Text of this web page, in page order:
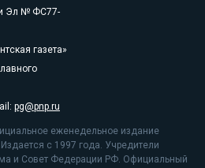
Эл № ФС77-
газета»
pg@pnp.ru
еженедельное издание
с 1997 года. Учредители
и Совет Федерации РФ. Официальный